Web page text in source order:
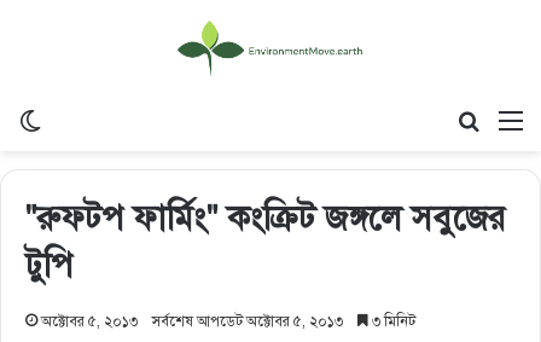
"রুফটপ ফার্মিং" কংক্রিট জঙ্গলে সবুজের
টুপি
অক্টোবর ৫, ২০১৩ সর্বশেষ আপডেট অক্টোবর ৫, ২০১৩ ৩ মিনিট